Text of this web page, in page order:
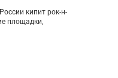
кипит рок-н-
площадки,